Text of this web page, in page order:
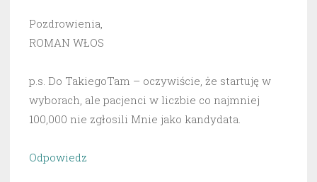
Pozdrowienia,
ROMAN WŁOS
p.s. Do TakiegoTam – oczywiście, że startuję w
wyborach, ale pacjenci w liczbie co najmniej
100,000 nie zgłosili Mnie jako kandydata.
Odpowiedz